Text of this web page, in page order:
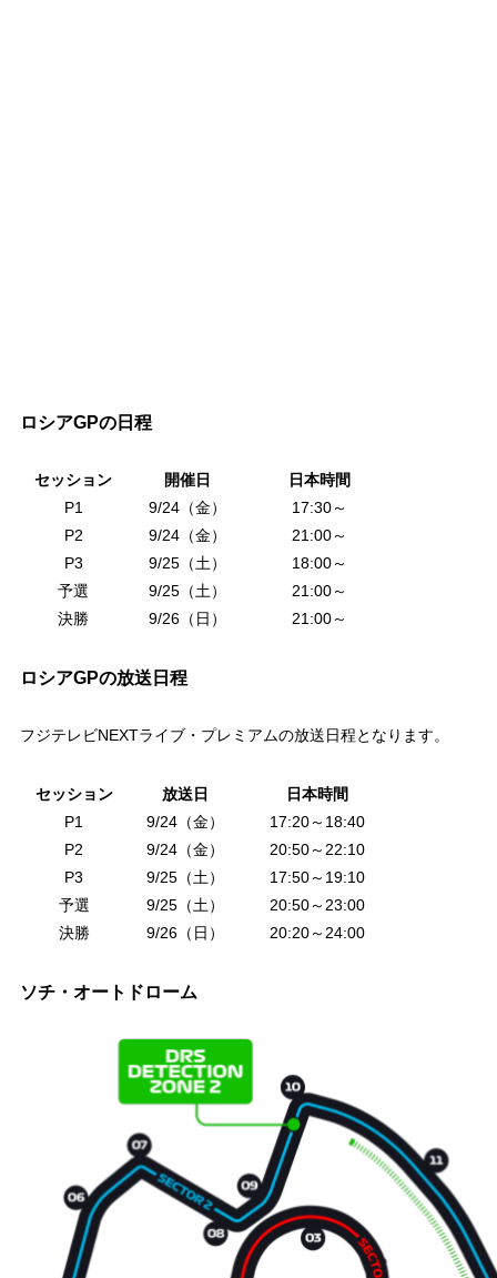
ロシアGPの日程
セッション 開催日
日本時間
P1
9/24（金）
17:30～
P2
9/24（金）
21:00～
P3
9/25（土）
18:00～
予選
9/25（土）
21:00～
決勝
9/26（日） 21:00～
ロシアGPの放送日程
フジテレビNEXTライブ・プレミアムの放送日程となります。
セッション 放送日
日本時間
P1
9/24（金）
17:20～18:40
P2
9/24（金）
20:50～22:10
P3
9/25（土）
17:50～19:10
予選
9/25（土）
20:50～23:00
決勝
9/26（日） 20:20～24:00
ソチ・オートドローム